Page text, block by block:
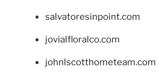
salvatoresinpoint.com
jovialfloralco.com
johnlscotthometeam.com